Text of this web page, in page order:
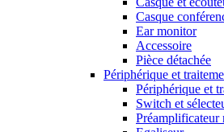
Casque
Ear monitor
Accessoire
Pièce détachée
Périphérique et
Périphérique et
Switch et
Préamplificateur